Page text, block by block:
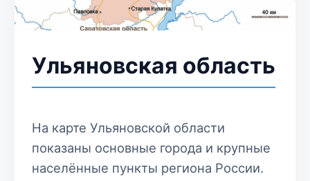
Ульяновская область
На карте Ульяновской области
показаны основные города и крупные
населённые пункты региона России.